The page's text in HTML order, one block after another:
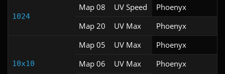
1024
Map 08 UV Speed Phoenyx
Map 20
UV Max Phoenyx
10x10
Map 05 UV Max Phoenyx
Map 06
UV Max Phoenyx